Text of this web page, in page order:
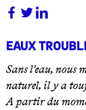
Eaux
Sans l’eau, nous
naturel, il y a
A partir du